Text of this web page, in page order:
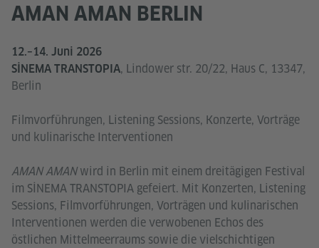
AMAN AMAN BERLIN
12.–14. Juni 2026
SİNEMA TRANSTOPIA, Lindower str. 20/22, Haus C, 13347,
Berlin
Filmvorführungen, Listening Sessions, Konzerte, Vorträge
und kulinarische Interventionen
AMAN AMANwird in Berlin mit einem dreitägigen Festival
im SİNEMA TRANSTOPIA gefeiert. Mit Konzerten, Listening
Sessions, Filmvorführungen, Vorträgen und kulinarischen
Interventionen werden die verwobenen Echos des
östlichen Mittelmeerraums sowie die vielschichtigen